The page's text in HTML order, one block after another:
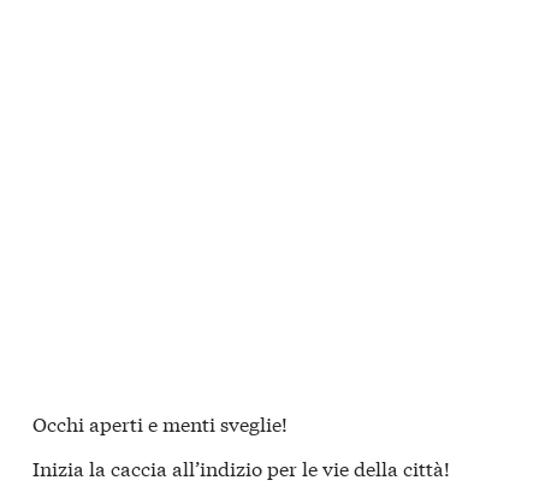
Occhi aperti e menti sveglie!
Inizia la caccia all’indizio per le vie della città!